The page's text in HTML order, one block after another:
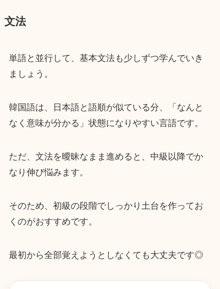
文法
単語と並行して、基本文法も少しずつ学んでいき
ましょう。
韓国語は、日本語と語順が似ている分、「なんと
なく意味が分かる」状態になりやすい言語です。
ただ、文法を曖昧なまま進めると、中級以降でか
なり伸び悩みます。
そのため、初級の段階でしっかり土台を作ってお
くのがおすすめです。
最初から全部覚えようとしなくても大丈夫です◎